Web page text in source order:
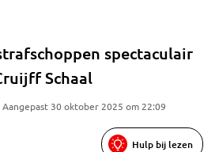
spectaculair
Schaal
30 oktober 2025 om 22:09
Hulp bij lezen